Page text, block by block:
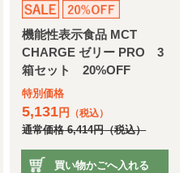
機能性表示食品 MCT
CHARGE ゼリー PRO 3
箱セット 20%OFF
特別価格
5,131円 （税込）
通常価格6,414円（税込）
買い物かごへ入れる